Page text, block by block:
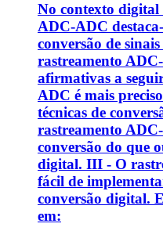
No contexto digital
ADC-ADC
conversão de
rastreamento
afirmativas a
ADC é mais
técnicas de
rastreamento
conversão do que
digital. III - O
fácil de
conversão digital.
em: